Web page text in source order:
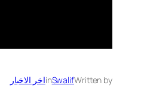
Written by
Swalif
inاخر الاخبار